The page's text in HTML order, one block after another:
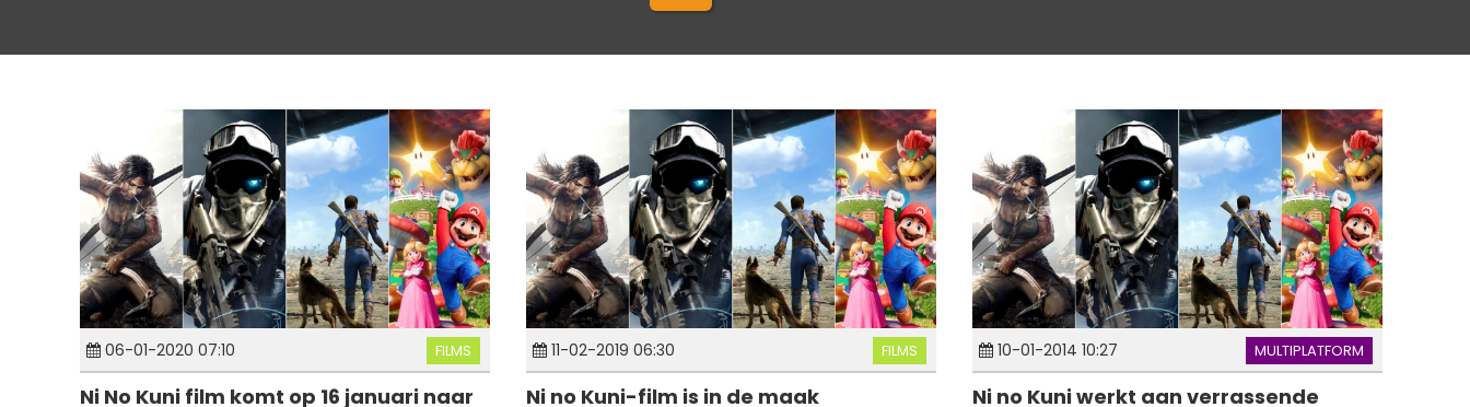
06-01-2020 07:10 FILMS
Ni No Kuni film komt op 16 januari naar
11-02-2019 06:30 FILMS
Ni no Kuni-film is in de maak
10-01-2014 10:27 MULTIPLATFORM
Ni no Kuni werkt aan verrassende